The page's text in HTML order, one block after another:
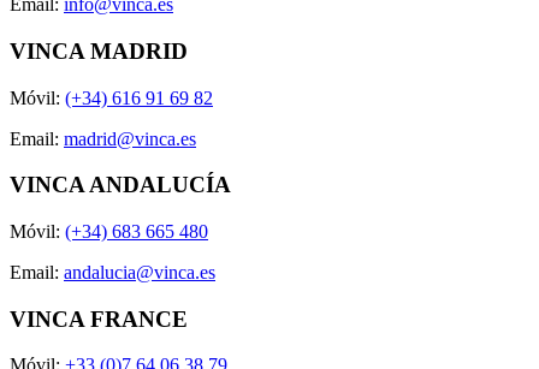
Email: info@vinca.es
VINCA MADRID
Móvil: (+34) 616 91 69 82
Email: madrid@vinca.es
VINCA ANDALUCÍA
Móvil: (+34) 683 665 480
Email: andalucia@vinca.es
VINCA FRANCE